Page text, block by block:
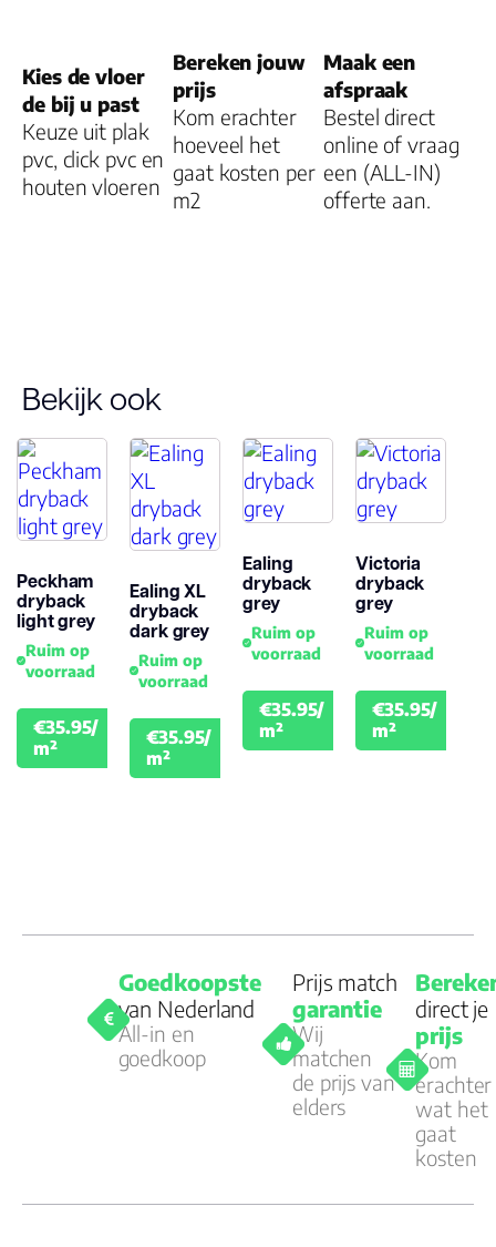
Dikte plank
Dessin
Gebruiksklasse
Geluidsdempend
Garantie
Woongebruik
(jaren)
Kies de vloer
de bij u past
Keuze uit plak
pvc, click pvc en
houten vloeren
Bereken jouw
prijs
Kom erachter
hoeveel het
gaat kosten per
m2
Maak een
afspraak
Bestel direct
online of vraag
een (ALL-IN)
offerte aan.
Bekijk ook
Peckham
dryback
light grey
Ruim op
voorraad
€35.95/
m²
€39.95
Ealing XL
dryback
dark grey
Ruim op
voorraad
€35.95/
m²
€39.95
Ealing
dryback
grey
Ruim op
voorraad
€35.95/
m²
€39.95
Victoria
dryback
grey
Ruim op
voorraad
€35.95/
m²
Goedkoopste
van Nederland
All-in en
goedkoop
Prijs match
garantie
Wij
matchen
de prijs van
elders
direct je
prijs
Kom
erachter
wat het
gaat
kosten